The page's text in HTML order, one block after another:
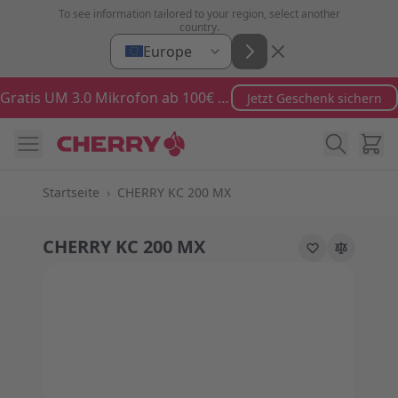
Zum Inhalt springen
To see information tailored to your region, select another
country.
Europe
Gratis UM 3.0 Mikrofon ab 100€ Bestellwert Jetzt Geschenk sichern
Startseite › CHERRY KC 200 MX
CHERRY KC 200 MX